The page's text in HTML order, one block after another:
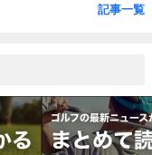
記事一覧